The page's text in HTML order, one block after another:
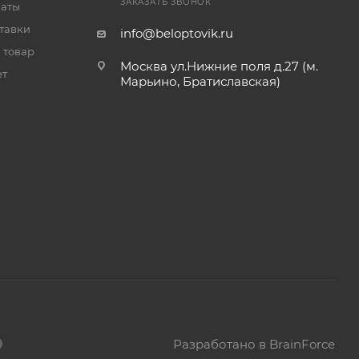
товар
info@beloptovik.ru
Москва ул.Нижние поля д.27 (м.
Марьино, Братиславская)
Разработано в BrainForce